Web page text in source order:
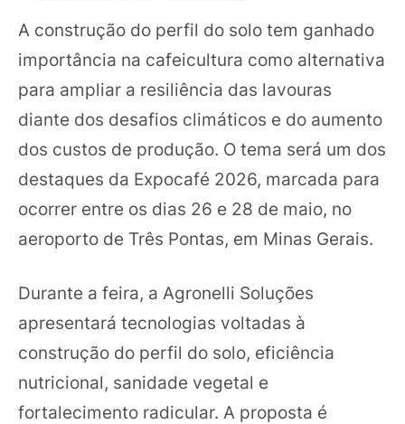
A construção do perfil do solo tem ganhado
importância na cafeicultura como alternativa
para ampliar a resiliência das lavouras
diante dos desafios climáticos e do aumento
dos custos de produção. O tema será um dos
destaques da Expocafé 2026, marcada para
ocorrer entre os dias 26 e 28 de maio, no
aeroporto de Três Pontas, em Minas Gerais.
Durante a feira, a Agronelli Soluções
apresentará tecnologias voltadas à
construção do perfil do solo, eficiência
nutricional, sanidade vegetal e
fortalecimento radicular. A proposta é